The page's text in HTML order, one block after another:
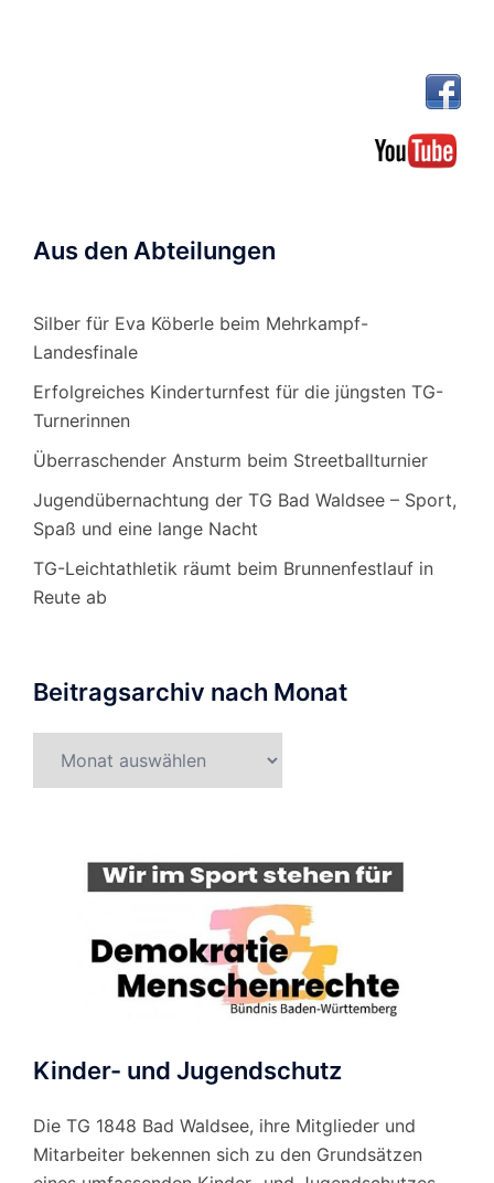
Aus den Abteilungen
Silber für Eva Köberle beim Mehrkampf-
Landesfinale
Erfolgreiches Kinderturnfest für die jüngsten TG-
Turnerinnen
Überraschender Ansturm beim Streetballturnier
Jugendübernachtung der TG Bad Waldsee – Sport,
Spaß und eine lange Nacht
TG-Leichtathletik räumt beim Brunnenfestlauf in
Reute ab
Beitragsarchiv nach Monat
nach
Kinder- und Jugendschutz
Die TG 1848 Bad Waldsee, ihre Mitglieder und
Mitarbeiter bekennen sich zu den Grundsätzen